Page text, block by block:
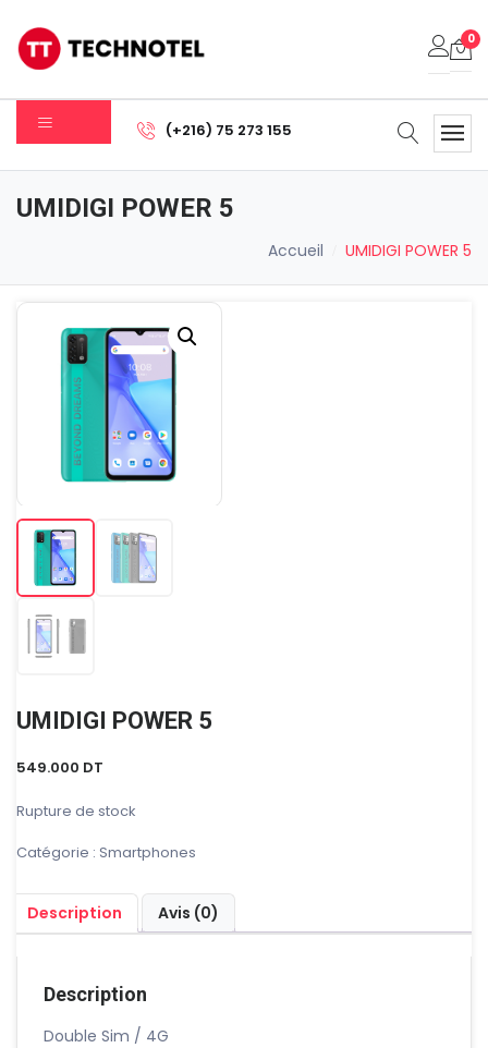
0
Votre panier est vide.
Sous-total: 0.000DT
Voir Le Panier
(+216) 75 273 155
UMIDIGI POWER 5
Accueil UMIDIGI POWER 5
UMIDIGI POWER 5
549.000 DT
Rupture de stock
Catégorie : Smartphones
Description Avis (0)
Description
Double Sim / 4G